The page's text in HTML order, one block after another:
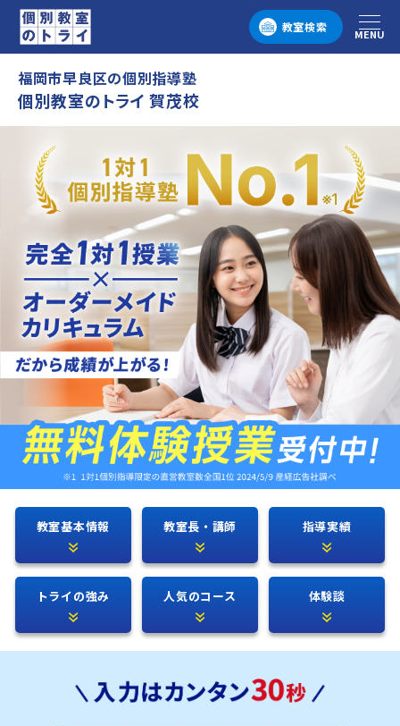
教室検索
メニュー
MENU
福岡市早良区の個別指導塾
個別教室のトライ 賀茂校
教室基本情報 教室長・講師 指導実績
トライの強み 人気のコース 体験談